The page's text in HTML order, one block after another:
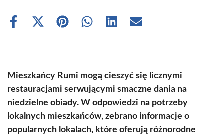
Share
Share
(Twitter)
Share Share Share Share
Mieszkańcy Rumi mogą cieszyć się licznymi
restauracjami serwującymi smaczne dania na
niedzielne obiady. W odpowiedzi na potrzeby
lokalnych mieszkańców, zebrano informacje o
popularnych lokalach, które oferują różnorodne